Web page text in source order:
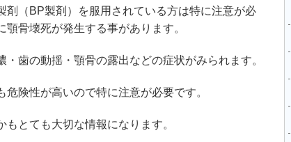
（BP製剤）を服用されている方は特に注意が必
骨壊死が発生する事があります。
歯の動揺・顎骨の露出などの症状がみられます。
険性が高いので特に注意が必要です。
とても大切な情報になります。